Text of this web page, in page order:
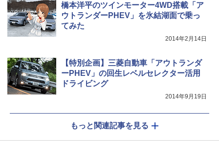
橋本洋平のツインモーター4WD搭載「ア
ウトランダーPHEV」を氷結湖面で乗っ
てみた
2014年2月14日
【特別企画】三菱自動車「アウトランダ
ーPHEV」の回生レベルセレクター活用
ドライビング
2014年9月19日
もっと関連記事を見る